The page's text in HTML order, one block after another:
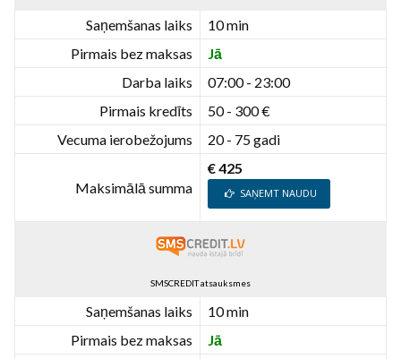
Saņemšanas laiks
10 min
Pirmais bez maksas
Jā
Darba laiks
07:00 - 23:00
Pirmais kredīts
50 - 300 €
Vecuma ierobežojums
20 - 75 gadi
Maksimālā summa
€ 425
SAŅEMT NAUDU
SMSCREDIT atsauksmes
Saņemšanas laiks
10 min
Pirmais bez maksas
Jā